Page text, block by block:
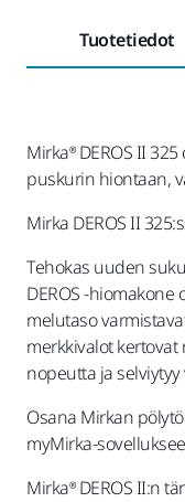
Tuotetiedot
Mirka® DEROS II
puskurin hiontaan,
Mirka DEROS II
Tehokas uuden
DEROS -
melutaso
merkkivalot
nopeutta ja
Osana Mirkan
myMirka-
Mirka® DEROS II:n